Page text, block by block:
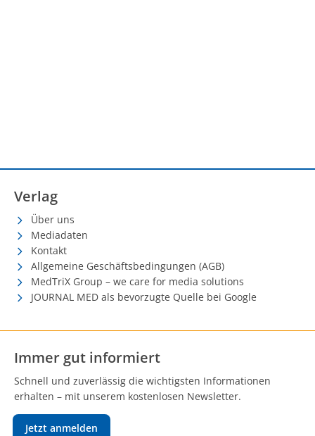
Verlag
Über uns
Mediadaten
Kontakt
Allgemeine Geschäftsbedingungen (AGB)
MedTriX Group – we care for media solutions
JOURNAL MED als bevorzugte Quelle bei Google
Immer gut informiert
Schnell und zuverlässig die wichtigsten Informationen
erhalten – mit unserem kostenlosen Newsletter.
Jetzt anmelden